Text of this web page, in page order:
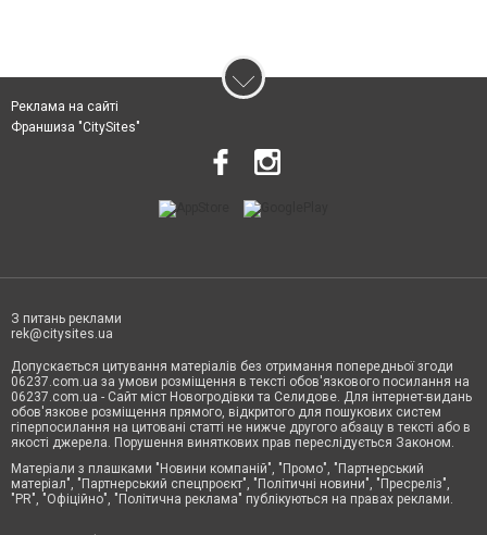
Реклама на сайті
Франшиза "CitySites"
З питань реклами
rek@citysites.ua
Допускається цитування матеріалів без отримання попередньої згоди
06237.com.ua за умови розміщення в тексті обов'язкового посилання на
06237.com.ua - Сайт міст Новогродівки та Селидове. Для інтернет-видань
обов'язкове розміщення прямого, відкритого для пошукових систем
гіперпосилання на цитовані статті не нижче другого абзацу в тексті або в
якості джерела. Порушення виняткових прав переслідується Законом.
Матеріали з плашками "Новини компаній", "Промо", "Партнерський
матеріал", "Партнерський спецпроєкт", "Політичні новини", "Пресреліз",
"PR", "Офіційно", "Політична реклама" публікуються на правах реклами.